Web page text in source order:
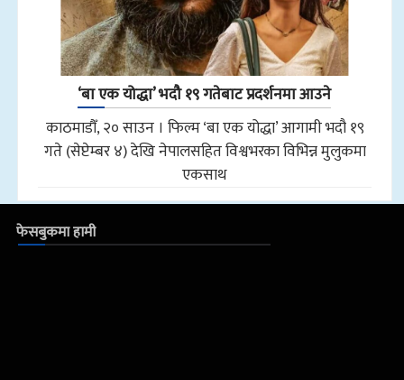
‘बा एक योद्धा’ भदौ १९ गतेबाट प्रदर्शनमा आउने
काठमाडौँ, २० साउन । फिल्म ‘बा एक योद्धा’ आगामी भदौ १९
गते (सेप्टेम्बर ४) देखि नेपालसहित विश्वभरका विभिन्न मुलुकमा
एकसाथ
फेसबुकमा हामी